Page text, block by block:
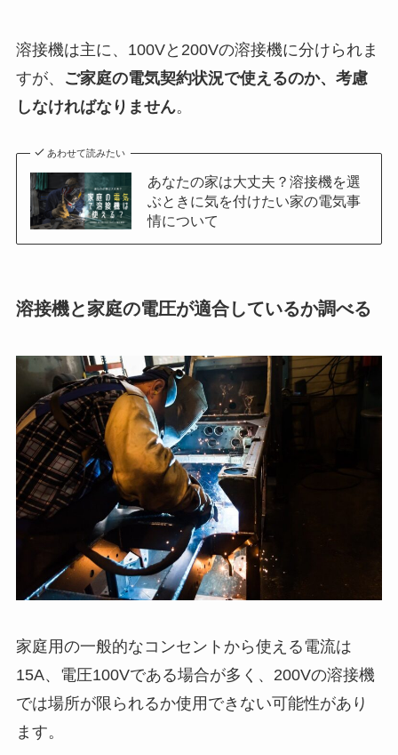
溶接機は主に、100Vと200Vの溶接機に分けられま
すが、
ご家庭の電気契約状況で使えるのか、考慮
しなければなりません。
あわせて読みたい
あなたの家は大丈夫？溶接機を選
ぶときに気を付けたい家の電気事
情について
溶接機と家庭の電圧が適合しているか調べる
家庭用の一般的なコンセントから使える電流は
15A、電圧100Vである場合が多く、200Vの溶接機
では場所が限られるか使用できない可能性があり
ます。